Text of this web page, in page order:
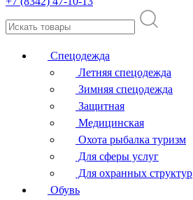
Спецодежда
Летняя спецодежда
Зимняя спецодежда
Защитная
Медицинская
Охота рыбалка туризм
Для сферы услуг
Для охранных структур
Обувь